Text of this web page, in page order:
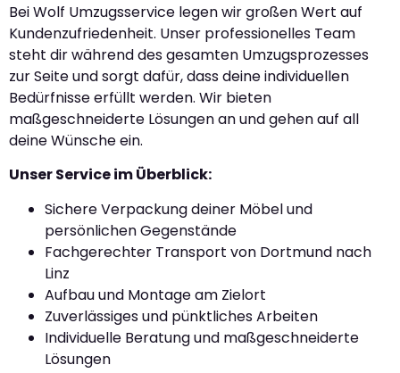
Bei Wolf Umzugsservice legen wir großen Wert auf
Kundenzufriedenheit. Unser professionelles Team
steht dir während des gesamten Umzugsprozesses
zur Seite und sorgt dafür, dass deine individuellen
Bedürfnisse erfüllt werden. Wir bieten
maßgeschneiderte Lösungen an und gehen auf all
deine Wünsche ein.
Unser Service im Überblick:
Sichere Verpackung deiner Möbel und
persönlichen Gegenstände
Fachgerechter Transport von Dortmund nach
Linz
Aufbau und Montage am Zielort
Zuverlässiges und pünktliches Arbeiten
Individuelle Beratung und maßgeschneiderte
Lösungen